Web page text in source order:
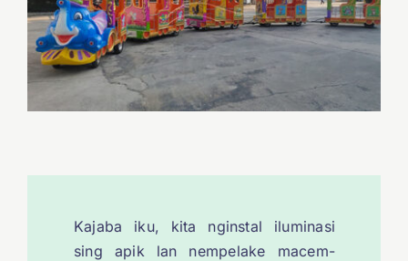
Kajaba iku, kita nginstal iluminasi
sing apik lan nempelake macem-